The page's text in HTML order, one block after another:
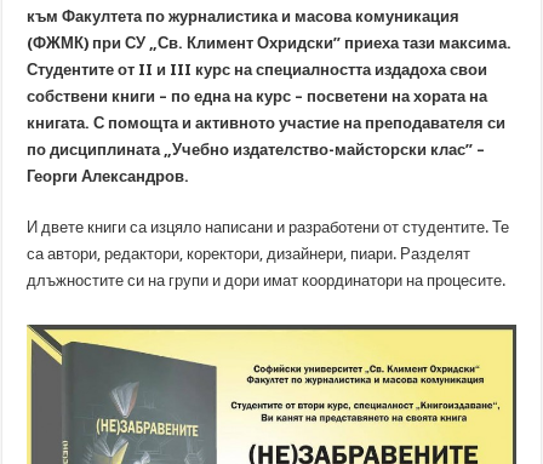
към Факултета по журналистика и масова комуникация
(ФЖМК) при СУ „Св. Климент Охридски” приеха тази максима.
Студентите от II и III курс на специалността издадоха свои
собствени книги – по една на курс – посветени на хората на
книгата. С помощта и активното участие на преподавателя си
по дисциплината „Учебно издателство-майсторски клас” –
Георги Александров.
И двете книги са изцяло написани и разработени от студентите. Те
са автори, редактори, коректори, дизайнери, пиари. Разделят
длъжностите си на групи и дори имат координатори на процесите.